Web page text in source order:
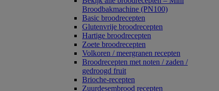
Broodbakmachine (PN100)
Basic broodrecepten
Glutenvrije broodrecepten
Hartige broodrecepten
Zoete broodrecepten
Volkoren / meergranen recepten
Broodrecepten met noten / zaden /
gedroogd fruit
Brioche-recepten
Zuurdesembrood recepten